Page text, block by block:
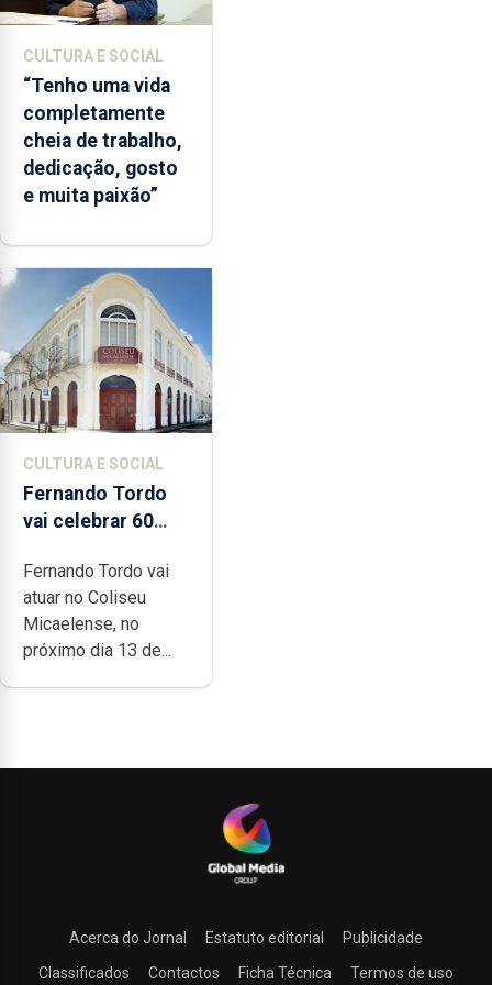
CULTURA E SOCIAL
“Tenho uma vida
completamente
cheia de trabalho,
dedicação, gosto
e muita paixão”
CULTURA E SOCIAL
Fernando Tordo
vai celebrar 60
no Coliseu
Micaelense
Fernando Tordo vai
atuar no Coliseu
Micaelense, no
próximo dia 13 de...
Acerca do Jornal Estatuto editorial
Publicidade
Classificados
Contactos Ficha Técnica Termos de uso